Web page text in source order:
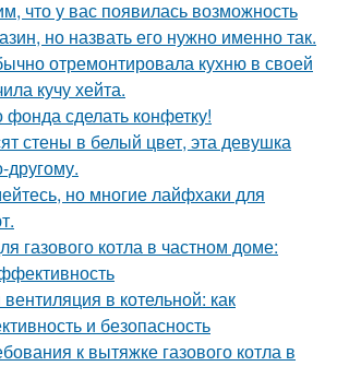
что у вас появилась возможность
но назвать его нужно именно так.
отремонтировала кухню в своей
кучу хейта.
фонда сделать конфетку!
стены в белый цвет, эта девушка
другому.
но многие лайфхаки для
газового котла в частном доме:
в котельной: как
и безопасность
к вытяжке газового котла в